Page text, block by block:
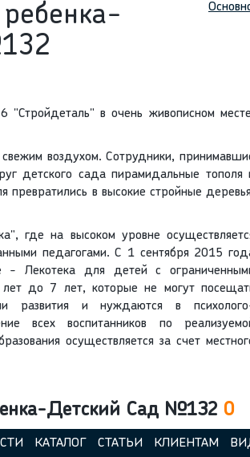
в очень живописном
воздухом. Сотрудники,
детского сада пирамидальные тополя
превратились в высокие стройные
где на высоком уровне
педагогами. С 1 сентября 2015
- Лекотека для детей с
до 7 лет, которые не могут
развития и нуждаются в
всех воспитанников по
осуществляется за счет
Детский Сад №132 0
КАТАЛОГ СТАТЬИ КЛИЕНТАМ